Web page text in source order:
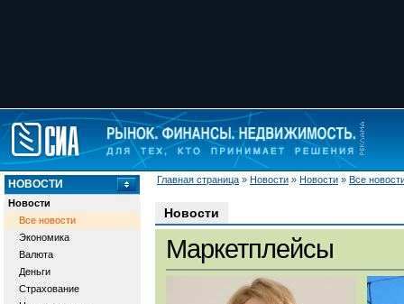
Главная страница » Новости » Новости » Все
НОВОСТИ
Новости
Все новости
Экономика
Валюта
Деньги
Страхование
Новости
Маркетплейсы